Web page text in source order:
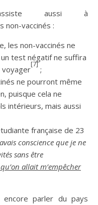
aussi à
non-vaccinés :
les non-vaccinés ne
test négatif ne suffira
voyager
[7]
;
ne pourront même
puisque cela ne
intérieurs, mais aussi
française de 23
conscience que je ne
sans être
allait m’empêcher
encore parler du pays